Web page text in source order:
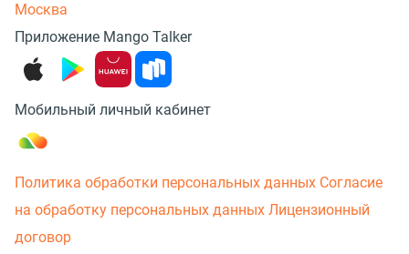
Москва
Приложение Mango Talker
Мобильный личный кабинет
Политика обработки персональных данных Согласие
на обработку персональных данных Лицензионный
договор